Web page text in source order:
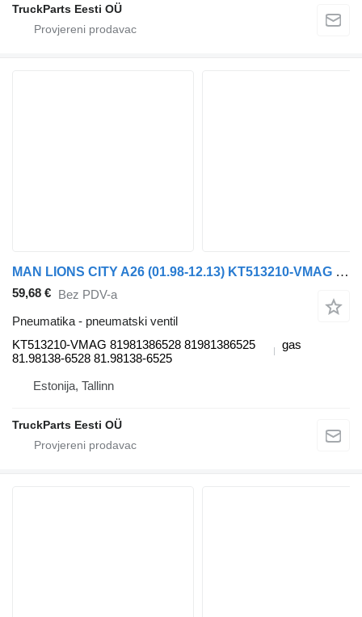
TruckParts Eesti OÜ
MAN LIONS CITY A26 (01.98-12.13) KT513210-VMAG pneumatski ventil za MAN Lion's bus (1991-) autobusa
59,68 € Bez PDV-a
Pneumatika - pneumatski ventil
KT513210-VMAG 81981386528 81981386525
81.98138-6528 81.98138-6525
gas
Estonija, Tallinn
TruckParts Eesti OÜ